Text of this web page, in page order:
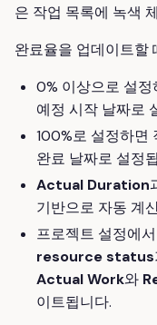
은 작업 목록에 녹색
완료율을 업데이트할
0% 이상으로 설정
예정 시작 날짜로
100%로 설정하면
완료 날짜로 설정
Actual Duration
기반으로 자동 계
프로젝트 설정에서
resource status
Actual Work와
이트됩니다.